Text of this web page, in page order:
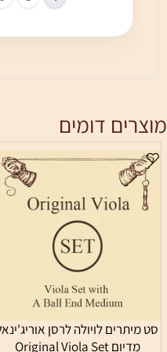
דומים
מיתרים לויולה לרסן אוריג'ינאל
מדיום Original Viola Set